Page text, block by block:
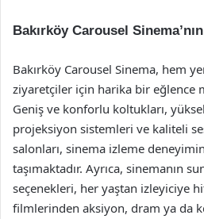
Bakırköy Carousel
Bakırköy Carousel Sinema, hem
ziyaretçiler için harika bir eğlence
Geniş ve konforlu koltukları,
projeksiyon sistemleri ve kaliteli
salonları, sinema izleme
taşımaktadır. Ayrıca, sinemanın
seçenekleri, her yaştan izleyiciye
filmlerinden aksiyon, dram ya da